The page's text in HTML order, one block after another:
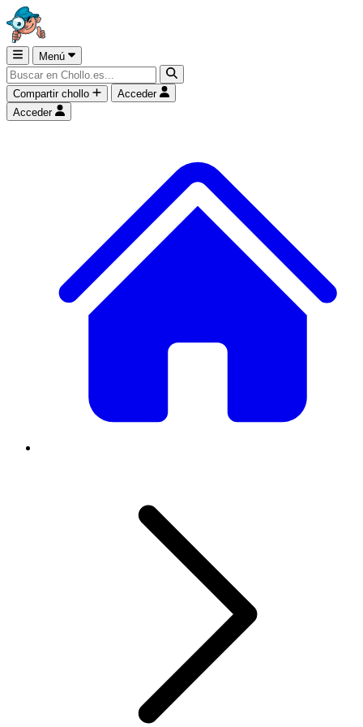
Menú
Compartir chollo
Acceder
Acceder